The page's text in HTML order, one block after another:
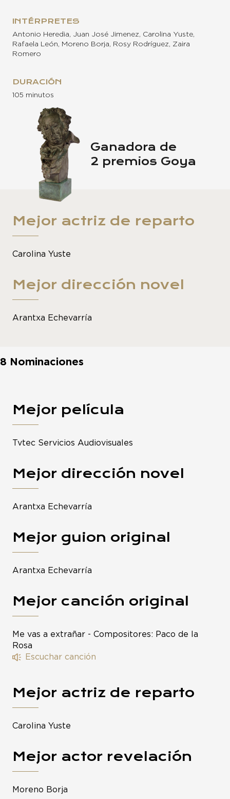
INTÉRPRETES
Antonio Heredia, Juan José Jimenez, Carolina Yuste,
Rafaela León, Moreno Borja, Rosy Rodríguez, Zaira
Romero
DURACIÓN
105 minutos
Ganadora de
2 premios Goya
Mejor actriz de reparto
Carolina Yuste
Mejor dirección novel
Arantxa Echevarría
8 Nominaciones
Mejor película
Tvtec Servicios Audiovisuales
Mejor dirección novel
Arantxa Echevarría
Mejor guion original
Arantxa Echevarría
Mejor canción original
Me vas a extrañar - Compositores: Paco de la
Rosa
Escuchar canción
Mejor actriz de reparto
Carolina Yuste
Mejor actor revelación
Moreno Borja